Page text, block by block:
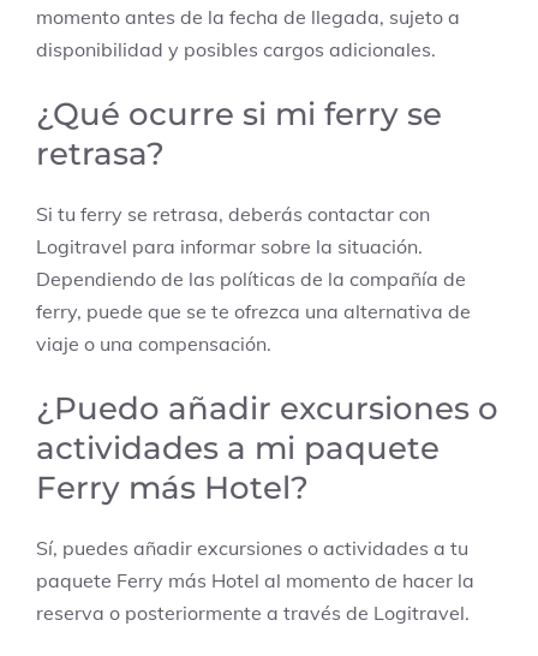
momento antes de la fecha de llegada, sujeto a
disponibilidad y posibles cargos adicionales.
¿Qué ocurre si mi ferry se
retrasa?
Si tu ferry se retrasa, deberás contactar con
Logitravel para informar sobre la situación.
Dependiendo de las políticas de la compañía de
ferry, puede que se te ofrezca una alternativa de
viaje o una compensación.
¿Puedo añadir excursiones o
actividades a mi paquete
Ferry más Hotel?
Sí, puedes añadir excursiones o actividades a tu
paquete Ferry más Hotel al momento de hacer la
reserva o posteriormente a través de Logitravel.